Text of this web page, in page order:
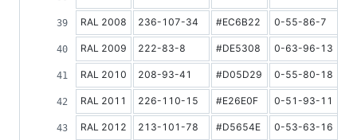
RAL 2008 236-107-34 #EC6B22 0-55-86-7
RAL 2009 222-83-8 #DE5308 0-63-96-13
RAL 2010 208-93-41 #D05D29 0-55-80-18
RAL 2011 226-110-15 #E26E0F 0-51-93-11
RAL 2012 213-101-78 #D5654E 0-53-63-16